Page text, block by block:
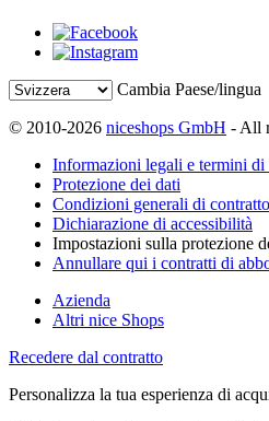
Cambia Paese/lingua
© 2010-2026 niceshops GmbH - All
Informazioni legali e termini
Protezione dei dati
Condizioni generali di
Dichiarazione di accessibilità
Impostazioni sulla protezione
Annullare qui i contratti di
Azienda
Altri nice Shops
Recedere dal contratto
Personalizza la tua esperienza di